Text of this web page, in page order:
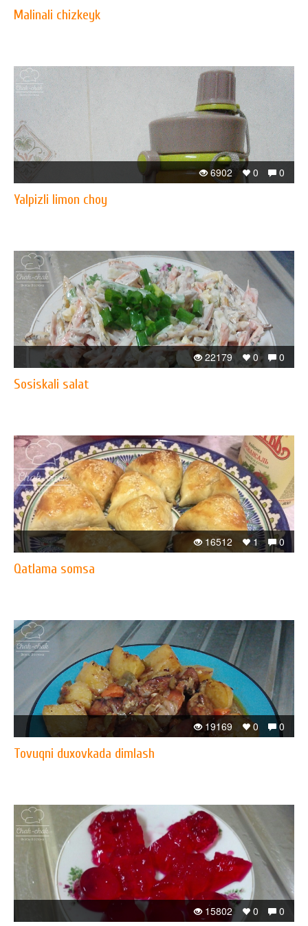
Malinali chizkeyk
0
0
6902
Yalpizli limon choy
0
0
22179
Sosiskali salat
0
1
16512
Qatlama somsa
0
0
19169
Tovuqni duxovkada dimlash
0
0
15802